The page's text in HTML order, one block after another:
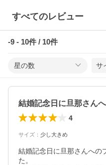
すべてのレビュー
-9 - 10件 / 10件
星の数 サ
4
サイズ ： 少し大きめ
結婚記念日に旦那さんへの
た。